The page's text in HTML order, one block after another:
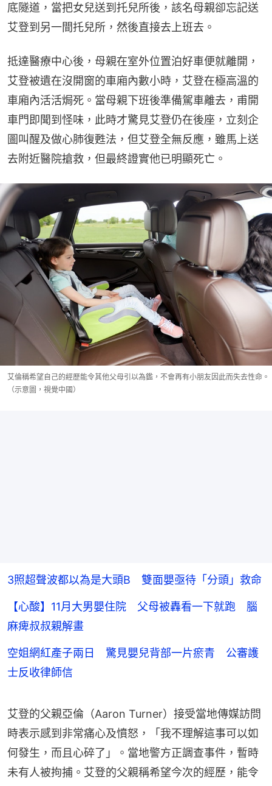
底隧道，當把女兒送到托兒所後，該名母親卻忘記送
艾登到另一間托兒所，然後直接去上班去。
抵達醫療中心後，母親在室外位置泊好車便就離開，
艾登被遺在沒開窗的車廂內數小時，艾登在極高溫的
車廂內活活焗死。當母親下班後準備駕車離去，甫開
車門即聞到怪味，此時才驚見艾登仍在後座，立刻企
圖叫醒及做心肺復甦法，但艾登全無反應，雖馬上送
去附近醫院搶救，但最終證實他已明顯死亡。
艾倫稱希望自己的經歷能令其他父母引以為鑑，不會再有小朋友因此而失去性命。
（示意圖，視覺中國）
3照超聲波都以為是大頭B 雙面嬰亟待「分頭」救命
【心酸】11月大男嬰住院 父母被轟看一下就跑 腦
麻痺叔叔親解畫
空姐網紅產子兩日 驚見嬰兒背部一片瘀青 公審護
士反收律師信
艾登的父親亞倫（Aaron Turner）接受當地傳媒訪問
時表示感到非常痛心及憤怒，「我不理解這事可以如
何發生，而且心碎了」。當地警方正調查事件，暫時
未有人被拘捕。艾登的父親稱希望今次的經歷，能令